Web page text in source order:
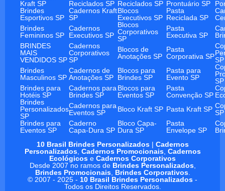
Kraft SP
Reciclados SP Reciclados SP Prontuário SP
Brindes
Esportivos SP
Cadernos Kraft
SP
Blocos
Executivos SP
Pasta
Reciclada SP
Brindes
Femininos SP
Cadernos
Executivos SP
Blocos
Corporativos
SP
Pasta
Executiva SP
BRINDES
MAIS
VENDIDOS SP
Cadernos
Corporativos
SP
Blocos de
Anotações SP
Pasta
Corporativa SPSP
Brindes
Masculinos SP
Cadernos de
Anotações SP
Blocos para
Brindes SP
Pasta para
Evento SP
SP
Brindes para
Hotéis SP
Cadernos para
Brindes SP
Blocos para
Eventos SP
Pasta
Convenção SP
Brindes
Personalizados
SP
Cadernos para
Eventos SP
Bloco Kraft SP Pasta Kraft SP SP
Brindes para
Eventos SP
Caderno
Capa-Dura SP
Bloco Capa-
Dura SP
Pasta
Envelope SP
10 Brasil Brindes Personalizados| Cadernos
Personalizados, Cadernos Promocionais, Cadernos
Ecológicos e Cadernos Corporativos
Desde 2007 no ramos de Brindes Personalizados,
Brindes Promocionais, Brindes Corporativos.
© 2007 - 2025 - 10 Brasil Brindes Personalizados -
Todos os Direitos Reservados.